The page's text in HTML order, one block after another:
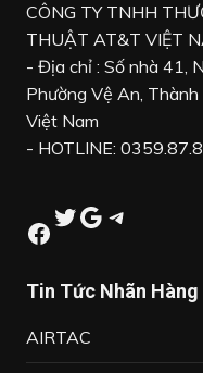
CÔNG TY TNHH
THUẬT AT&T VIỆT
- Địa chỉ : Số nhà 41,
Phường Vệ An,
Việt Nam
- HOTLINE:
Facebook
Twitter
Google
Telegram
Tin Tức Nhãn Hàng
AIRTAC